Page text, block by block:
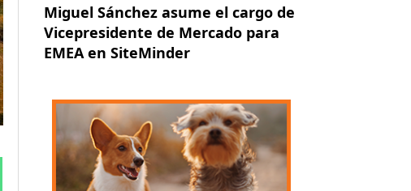
Miguel Sánchez asume el cargo de
Vicepresidente de Mercado para
EMEA en SiteMinder